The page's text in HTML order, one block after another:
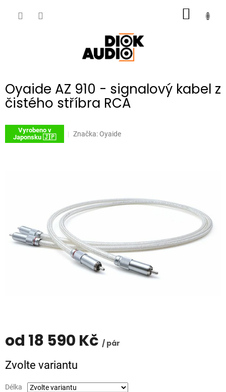
Oyaide AZ 910 - signalový kabel z
čistého stříbra RCA
Vyrobeno v
Japonsku 🇯🇵
Značka: Oyaide
od 18 590 Kč / pár
cena:
Zvolte variantu
Délka